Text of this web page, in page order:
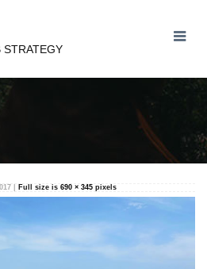
STRATEGY
AGENCY A
Full size is 690 × 345 pixels